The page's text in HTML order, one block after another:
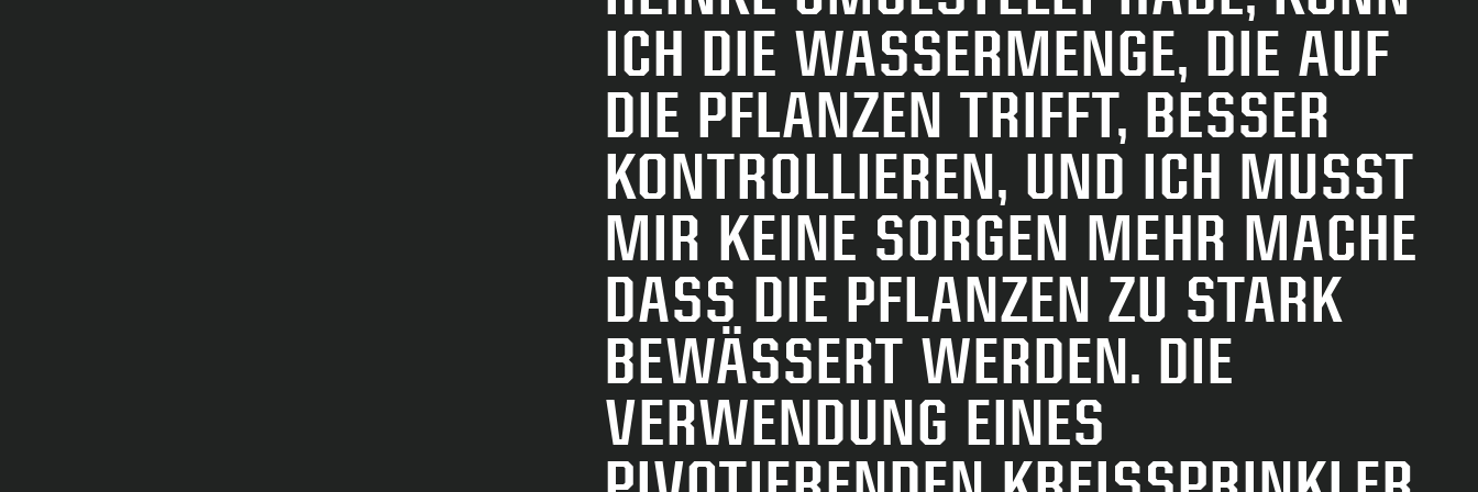
ICH DIE WASSERMENGE, DIE AUF
DIE PFLANZEN TRIFFT, BESSER
KONTROLLIEREN, UND ICH MUSSTE
MIR KEINE SORGEN MEHR MACHEN,
DASS DIE PFLANZEN ZU STARK
BEWÄSSERT WERDEN. DIE
VERWENDUNG EINES